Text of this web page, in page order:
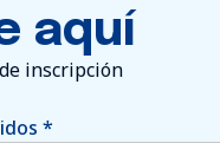
aquí
inscripción
*